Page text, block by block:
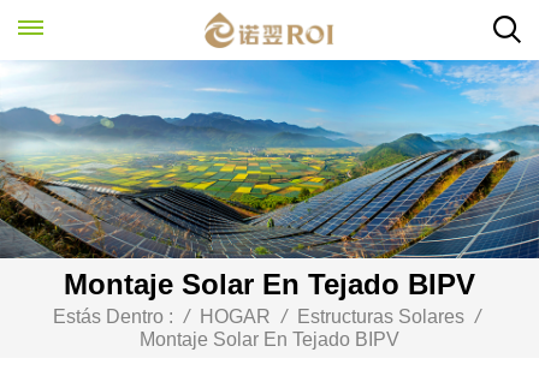
Montaje Solar En Tejado BIPV
Estás Dentro : / HOGAR / Estructuras Solares /
Montaje Solar En Tejado BIPV